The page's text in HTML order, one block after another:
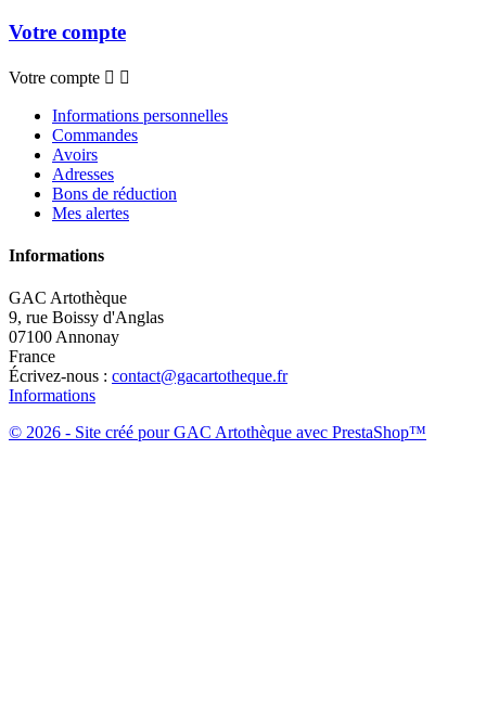
Votre compte
Votre compte  
Informations personnelles
Commandes
Avoirs
Adresses
Bons de réduction
Mes alertes
Informations
GAC Artothèque
9, rue Boissy d'Anglas
07100 Annonay
France
Écrivez-nous : contact@gacartotheque.fr
Informations
© 2026 - Site créé pour GAC Artothèque avec PrestaShop™